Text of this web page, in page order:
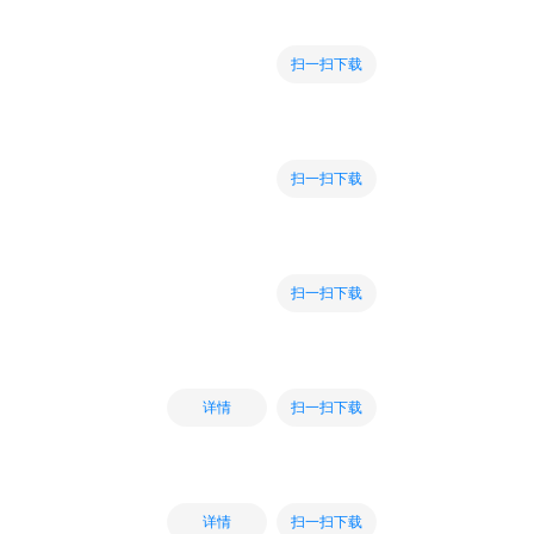
扫一扫下载
扫一扫下载
扫一扫下载
详情 扫一扫下载
详情 扫一扫下载